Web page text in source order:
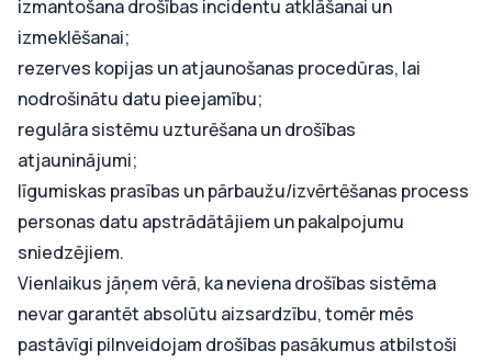
izmantošana drošības incidentu atklāšanai un
izmeklēšanai;
rezerves kopijas un atjaunošanas procedūras, lai
nodrošinātu datu pieejamību;
regulāra sistēmu uzturēšana un drošības
atjauninājumi;
līgumiskas prasības un pārbaužu/izvērtēšanas process
personas datu apstrādātājiem un pakalpojumu
sniedzējiem.
Vienlaikus jāņem vērā, ka neviena drošības sistēma
nevar garantēt absolūtu aizsardzību, tomēr mēs
pastāvīgi pilnveidojam drošības pasākumus atbilstoši